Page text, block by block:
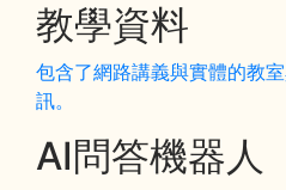
教學資料
包含了網路講義與實體的教
訊。
AI問答機器人